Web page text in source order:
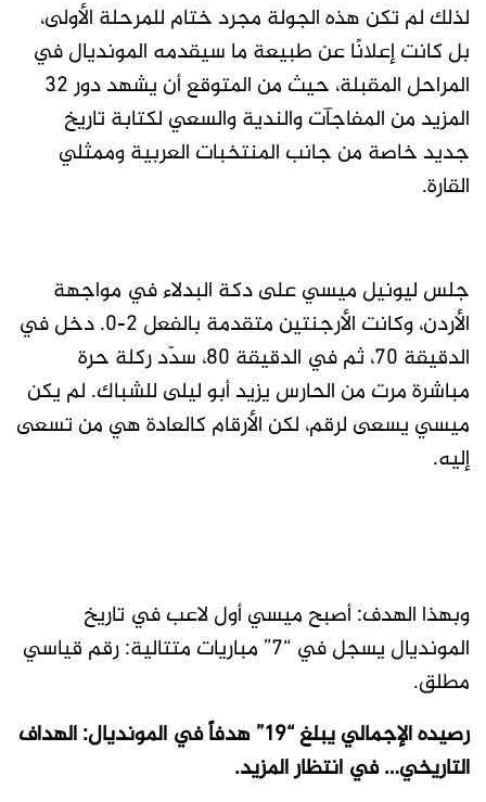
لذلك لم تكن هذه الجولة مجرد ختام للمرحلة الأولى،
بل كانت إعلانًا عن طبيعة ما سيقدمه المونديال في
المراحل المقبلة، حيث من المتوقع أن يشهد دور 32
المزيد من المفاجآت والندية والسعي لكتابة تاريخ
جديد خاصة من جانب المنتخبات العربية وممثلي
القارة.
جلس ليونيل ميسي على دكة البدلاء في مواجهة
الأردن، وكانت الأرجنتين متقدمة بالفعل 2-0. دخل في
الدقيقة 70، ثم في الدقيقة 80، سدّد ركلة حرة
مباشرة مرت من الحارس يزيد أبو ليلى للشباك. لم يكن
ميسي يسعى لرقم، لكن الأرقام كالعادة هي من تسعى
إليه.
وبهذا الهدف: أصبح ميسي أول لاعب في تاريخ
المونديال يسجل في “7” مباريات متتالية: رقم قياسي
مطلق.
رصيده الإجمالي يبلغ “19” هدفاً في المونديال: الهداف
التاريخي… في انتظار المزيد.